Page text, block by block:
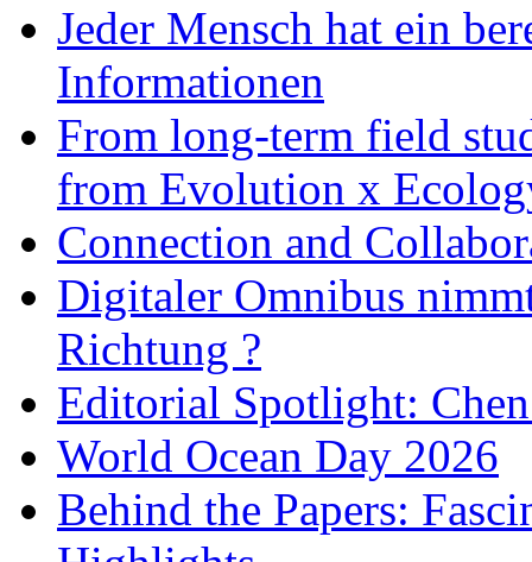
Jeder Mensch hat ein
Informationen
From long-term field
from Evolution x
Connection and
Digitaler Omnibus
Richtung ?
Editorial Spotlight:
World Ocean Day 2026
Behind the Papers: